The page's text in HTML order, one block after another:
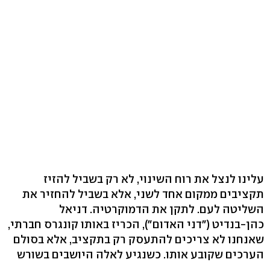
עלינו לנצל את רוח השינוי, לא רק בשביל להזיז
תקציבים ממקום אחד לשני, אלא בשביל להחזיר את
השליטה לעם. לתקן את הדמוקרטיה. דניאל
כהן-בנדיט ("דני האדום"), הכריז באותו קונגרס חברתי,
שאנחנו לא צריכים להתעסק רק בתקציב, אלא בסולם
הערכים שקובע אותו. כשנגיע לאלה היושבים בשורש